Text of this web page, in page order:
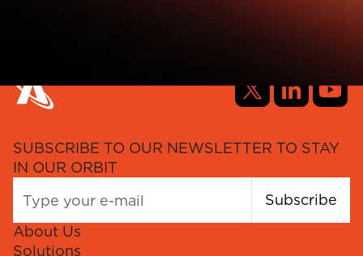
SUBSCRIBE TO OUR NEWSLETTER TO STAY
IN OUR ORBIT
Subscribe
About Us
Solutions